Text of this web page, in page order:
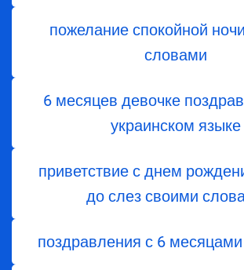
пожелание спокойной
словами
6 месяцев девочке
украинском языке
приветствие с днем
до слез своими
поздравления с 6